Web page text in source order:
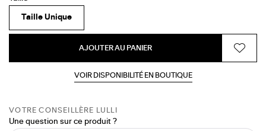
Taille Unique
AJOUTER AU PANIER
VOIR DISPONIBILITÉ EN BOUTIQUE
VOTRE CONSEILLÈRE LULLI
Une question sur ce produit ?